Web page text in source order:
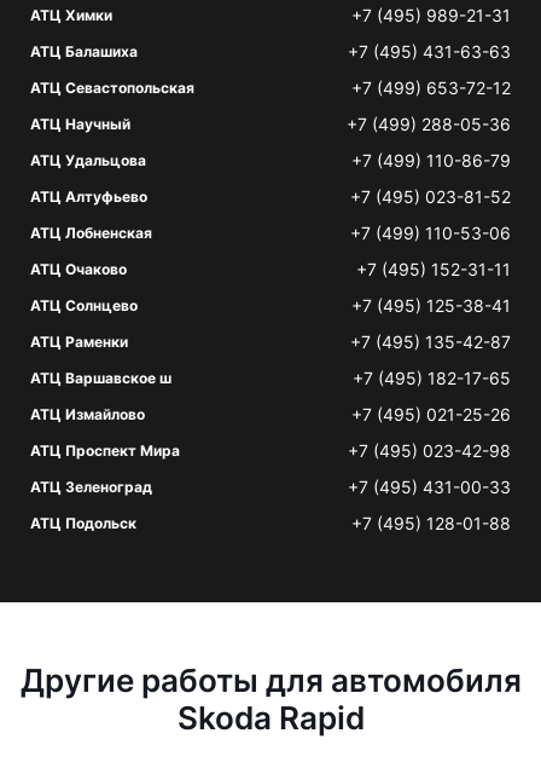
АТЦ Химки +7 (495) 989-21-31
АТЦ Балашиха +7 (495) 431-63-63
АТЦ Севастопольская +7 (499) 653-72-12
АТЦ Научный +7 (499) 288-05-36
АТЦ Удальцова +7 (499) 110-86-79
АТЦ Алтуфьево +7 (495) 023-81-52
АТЦ Лобненская +7 (499) 110-53-06
АТЦ Очаково +7 (495) 152-31-11
АТЦ Солнцево +7 (495) 125-38-41
АТЦ Раменки +7 (495) 135-42-87
АТЦ Варшавское ш +7 (495) 182-17-65
АТЦ Измайлово +7 (495) 021-25-26
АТЦ Проспект Мира +7 (495) 023-42-98
АТЦ Зеленоград +7 (495) 431-00-33
АТЦ Подольск +7 (495) 128-01-88
Другие работы для автомобиля
Skoda Rapid